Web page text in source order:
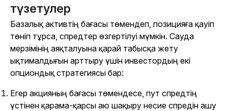
түзетулер
Базалық активтің бағасы төмендеп, позицияға қауіп
төніп тұрса, спредтер өзгертілуі мүмкін. Сауда
мерзімінің аяқталуына қарай табысқа жету
ықтималдығын арттыру үшін инвестордың екі
опциондық стратегиясы бар:
Егер акцияның бағасы төмендесе, пут спредтің
үстінен қарама-қарсы аю шақыру несие спредін ашу